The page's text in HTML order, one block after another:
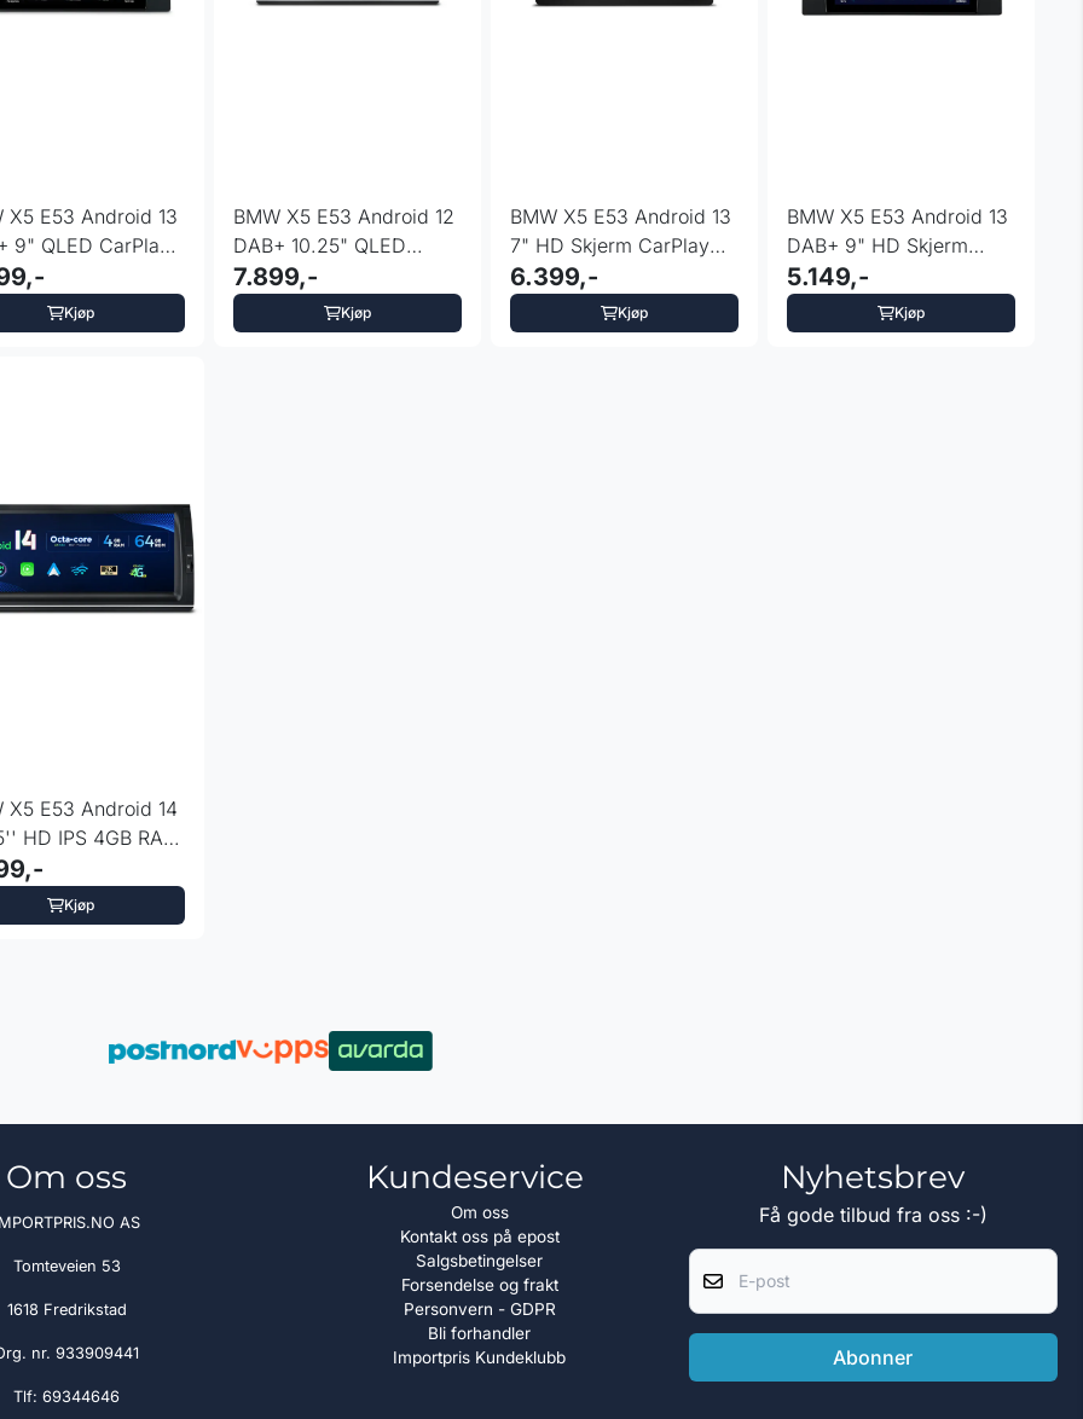
X5 E53 Android 13
9" QLED CarPlay
HDMI
Kjøp
BMW X5 E53 Android 12
DAB+ 10.25" QLED
CarPlay 4G LTE
7.899,-
Kjøp
BMW X5 E53 Android 13
7" HD Skjerm CarPlay
4G LTE DAB+
6.399,-
Kjøp
BMW X5 E53 Android 13
DAB+ 9" HD Skjerm
CarPlay 4G LTE
5.149,-
Kjøp
X5 E53 Android 14
HD IPS 4GB RAM
ROM DAB+
Kjøp
Om oss
AS
Tomteveien 53
1618 Fredrikstad
nr. 933909441
Tlf:69344646
Kundeservice
Om oss
Kontakt oss på epost
Salgsbetingelser
Forsendelse og frakt
Personvern - GDPR
Bli forhandler
Importpris Kundeklubb
Nyhetsbrev
Få gode tilbud fra oss :-)
Abonner